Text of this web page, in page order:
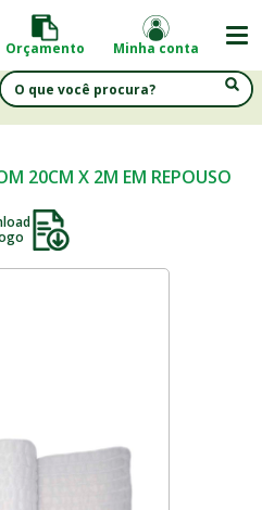
Orçamento Minha conta
20CM X 2M EM REPOUSO